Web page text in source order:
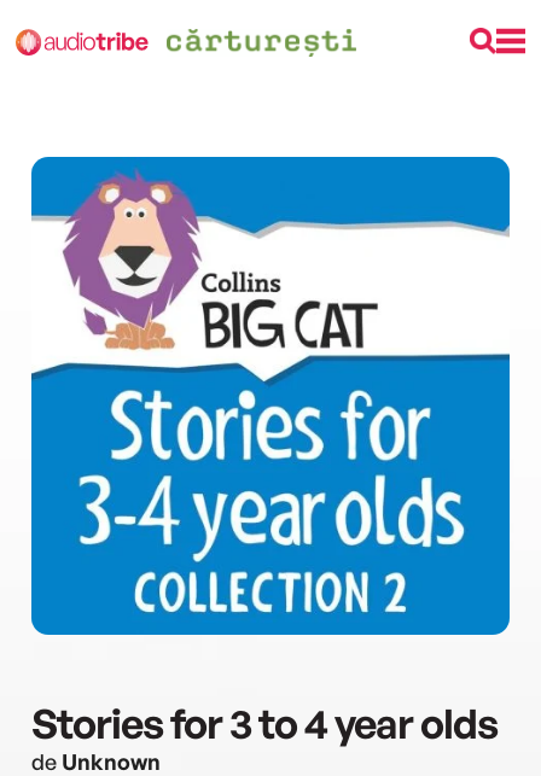
Stories for 3 to 4 year olds
de Unknown